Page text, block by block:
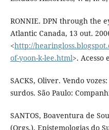
RONNIE. DPN through the
Atlantic Canada, 13 out.
<http://
of-yoon-k-lee.html>. Acesso
SACKS, Oliver. Vendo
surdos. São Paulo:
SANTOS, Boaventura de
(Orgs.). Epistemologias do